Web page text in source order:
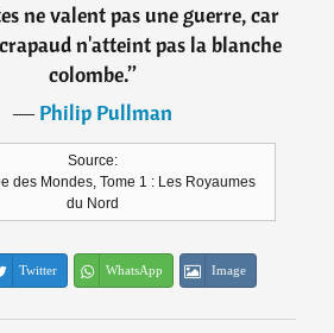
ne valent pas une guerre, car
n'atteint pas la blanche
colombe.”
―Philip Pullman
Source:
des Mondes, Tome 1 : Les Royaumes
du Nord
Twitter WhatsApp Image